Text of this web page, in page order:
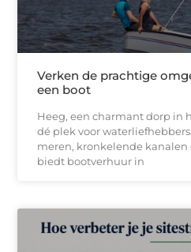
Verken de prachtige
een boot
Heeg, een charmant dorp in
dé plek voor
meren, kronkelende kanalen
biedt bootverhuur in